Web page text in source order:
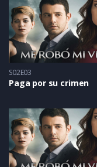
S02E03
Paga por su crimen